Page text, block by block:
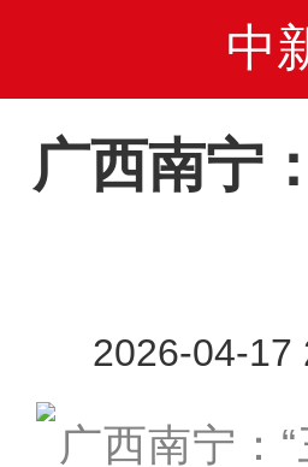
中
广西南宁
2026-04-